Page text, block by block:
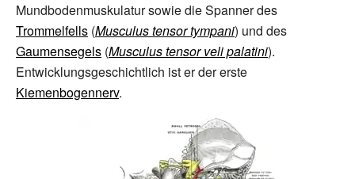
Mundbodenmuskulatursowie die Spanner des
Trommelfells (Musculus tensor tympani) und des
Gaumensegels (Musculus tensor veli palatini).
Entwicklungsgeschichtlich ist er der erste
Kiemenbogennerv.